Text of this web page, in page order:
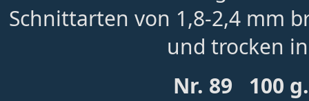
Schnittarten von 1,8-2,4 mm
und trocken
Nr. 89 100